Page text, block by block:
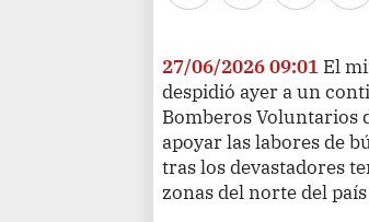
27/06/2026 09:01 El
despidió ayer a un
Bomberos Voluntarios
apoyar las labores de
tras los devastadores
zonas del norte del